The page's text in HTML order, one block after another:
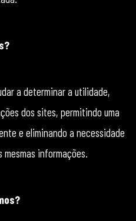
a determinar a utilidade,
dos sites, permitindo uma
e eliminando a necessidade
informações.